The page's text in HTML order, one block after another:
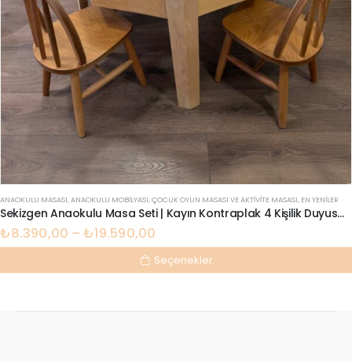
ANAOKULU MASASI,ANAOKULU MOBILYASI,ÇOCUK OYUN MASASI VE AKTIVITE MASASI, EN YENILER
Sekizgen Anaokulu Masa Seti | Kayın Kontraplak 4 Kişilik Duyusal | Lilikids Shop
₺8.390,00 –₺19.590,00
Seçenekler